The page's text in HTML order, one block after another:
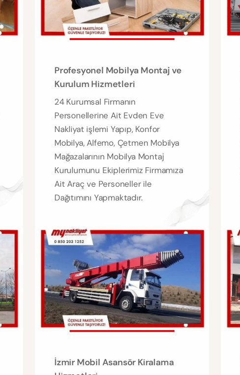
Profesyonel Mobilya Montaj ve
Kurulum Hizmetleri
24 Kurumsal Firmanın
Personellerine Ait Evden Eve
Nakliyat işlemi Yapıp, Konfor
Mobilya, Alfemo, Çetmen Mobilya
Mağazalarının Mobilya Montaj
Kurulumunu Ekiplerimiz Firmamıza
Ait Araç ve Personeller ile
Dağıtımını Yapmaktadır.
İzmir Mobil Asansör Kiralama